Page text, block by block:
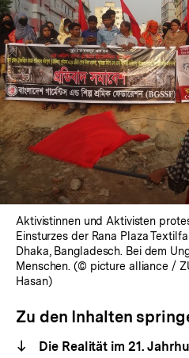
Aktivistinnen und Aktivisten
Einsturzes der Rana Plaza
Dhaka, Bangladesch. Bei dem
Menschen. (© picture alliance /
Hasan)
Zu den Inhalten
Die Realität im 21.